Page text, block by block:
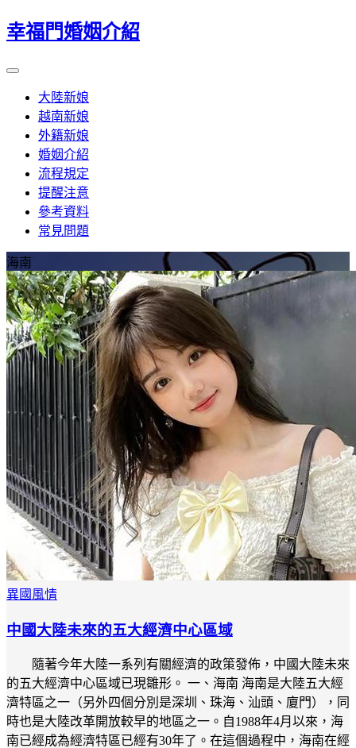
幸福門婚姻介紹
大陸新娘
越南新娘
外籍新娘
婚姻介紹
流程規定
提醒注意
參考資料
常見問題
海南
異國風情
中國大陸未來的五大經濟中心區域
隨著今年大陸一系列有關經濟的政策發佈，中國大陸未來
的五大經濟中心區域已現雛形。 一、海南 海南是大陸五大經
濟特區之一（另外四個分別是深圳、珠海、汕頭、廈門），同
時也是大陸改革開放較早的地區之一。自1988年4月以來，海
南已經成為經濟特區已經有30年了。在這個過程中，海南在經